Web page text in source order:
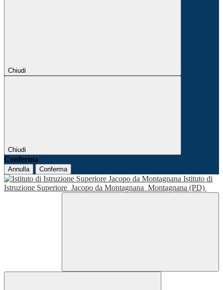
Chiudi
Chiudi
Conferma
Annulla Conferma
Istituto di
Istruzione Superiore Jacopo da Montagnana Montagnana (PD)